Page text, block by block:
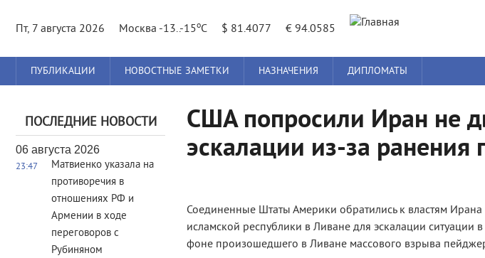
Пт, 7 августа 2026
Москва -13..-15oC $ 81.4077 € 94.0585
Главное
меню
ПУБЛИКАЦИИ НОВОСТНЫЕ ЗАМЕТКИ НАЗНАЧЕНИЯ ДИПЛОМАТЫ
ПОСЛЕДНИЕ НОВОСТИ
06 августа 2026
23:47
Матвиенко указала на
противоречия в
отношениях РФ и
Армении в ходе
переговоров с
Рубиняном
США попросили Иран не
эскалации из-за ранения
Соединенные Штаты Америки обратились к властям
исламской республики в Ливане для эскалации ситуации
фоне произошедшего в Ливане массового взрыва